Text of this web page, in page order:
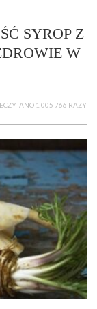
SYROP Z
W
1 005 766 RAZY